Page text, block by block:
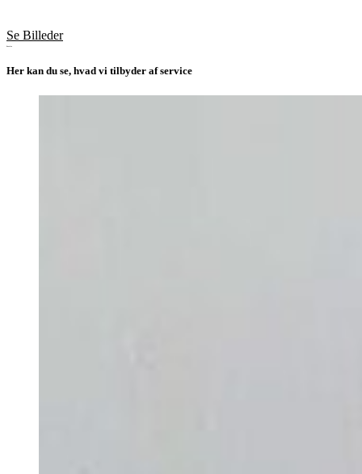
Se Billeder
Service
Her kan du se, hvad vi tilbyder af service